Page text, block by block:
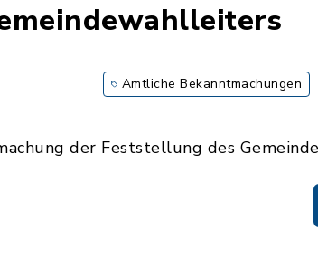
Amtliche Bekanntmachungen
der Feststellung des